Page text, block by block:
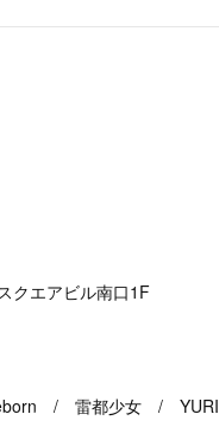
エアビル南口1F
/ 雷都少女 / YURI